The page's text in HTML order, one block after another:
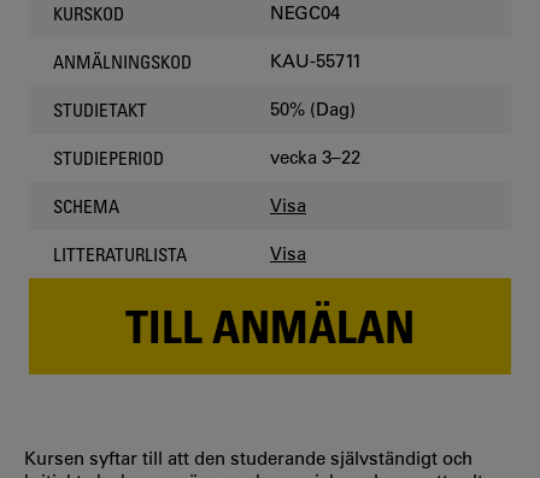
KURSKOD NEGC04
ANMÄLNINGSKOD KAU-55711
STUDIETAKT 50% (Dag)
STUDIEPERIOD vecka 3–22
SCHEMA Visa
LITTERATURLISTA Visa
TILL ANMÄLAN
Kursen syftar till att den studerande självständigt och